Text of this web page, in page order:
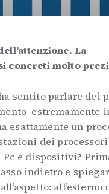
La
concreti molto
sentito parlare dei
estremamente
esattamente un
dei
e dispositivi?
indietro e
all’esterno